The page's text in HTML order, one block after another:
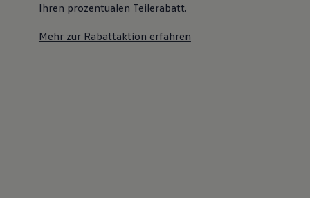
Ihren prozentualen Teilerabatt.
Mehr zur Rabattaktion erfahren